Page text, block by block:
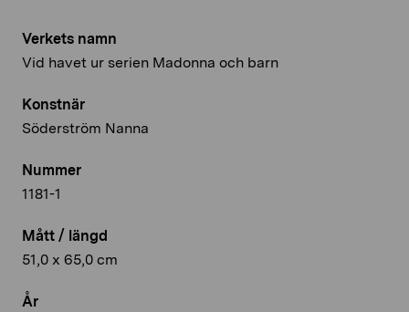
Verkets namn
Vid havet ur serien Madonna och barn
Konstnär
Söderström Nanna
Nummer
1181-1
Mått / längd
51,0 x 65,0 cm
År